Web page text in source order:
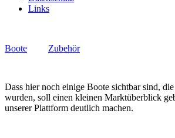
Links
Boote Zubehör
Dass hier noch einige Boote sichtbar sind,
wurden, soll einen kleinen Marktüberblick
unserer Plattform deutlich machen.